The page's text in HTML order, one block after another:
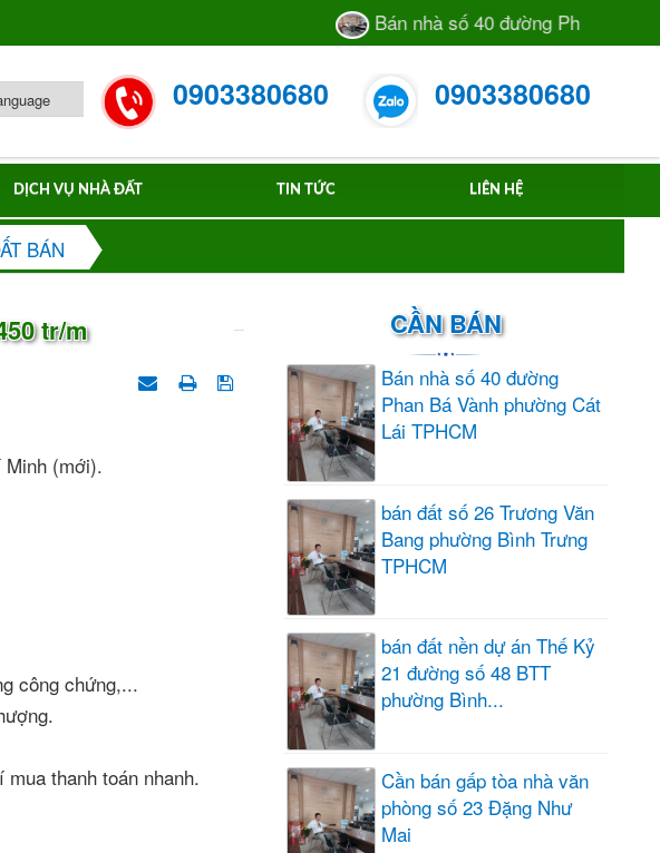
Bán nhà số 40 đường Phan Bá Vành
0903380680 0903380680
DỊCH VỤ NHÀ ĐẤT TIN TỨC LIÊN HỆ
BÁN
tr/m
Minh (mới).
công chứng,...
thanh toán nhanh.
CẦN BÁN
Bán nhà số 40 đường
Phan Bá Vành phường Cát
Lái TPHCM
bán đất số 26 Trương Văn
Bang phường Bình Trưng
TPHCM
bán đất nền dự án Thế Kỷ
21 đường số 48 BTT
phường Bình...
Cần bán gấp tòa nhà văn
phòng số 23 Đặng Như
Mai